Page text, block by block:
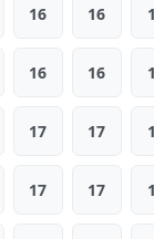
16 16
16 16
17 17
17 17